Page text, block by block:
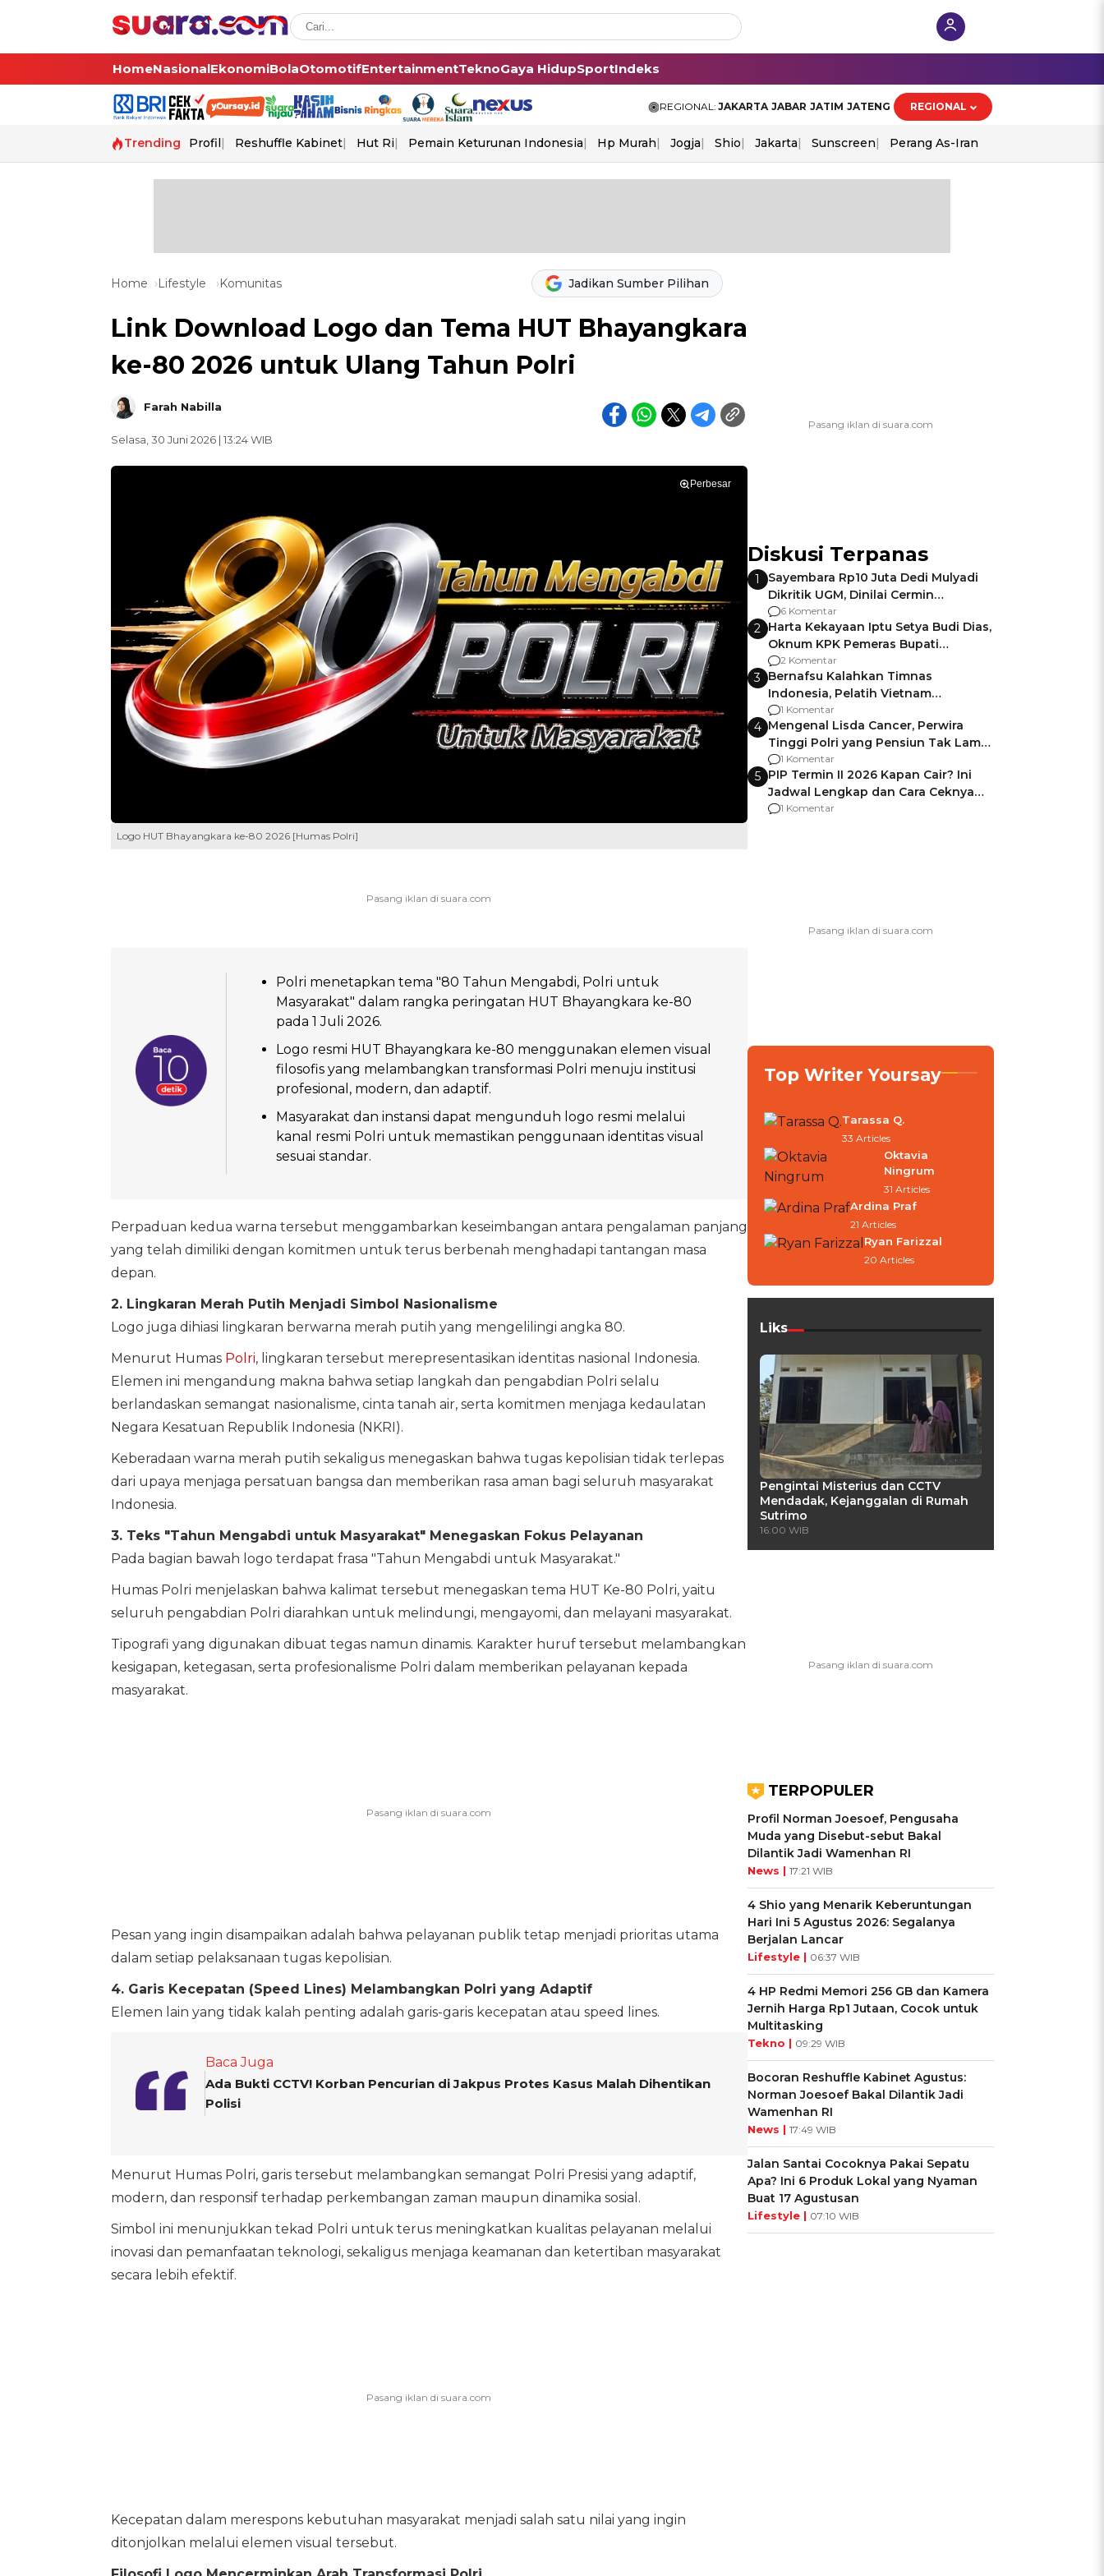
HomeNasionalEkonomiBolaOtomotifEntertainmentTeknoGaya HidupSportIndeks
REGIONAL: JAKARTA JABAR JATIM JATENG REGIONAL
Trending Profil Reshuffle Kabinet Hut Ri Pemain Keturunan Indonesia Hp Murah Jogja Shio Jakarta Sunscreen Perang As-Iran
Home Lifestyle Komunitas Jadikan Sumber Pilihan
Link Download Logo dan Tema HUT Bhayangkara
ke-80 2026 untuk Ulang Tahun Polri
Farah Nabilla
Selasa, 30 Juni 2026 | 13:24 WIB
Perbesar
Logo HUT Bhayangkara ke-80 2026 [Humas Polri]
Polri menetapkan tema "80 Tahun Mengabdi, Polri untuk
Masyarakat" dalam rangka peringatan HUT Bhayangkara ke-80
pada 1 Juli 2026.
Logo resmi HUT Bhayangkara ke-80 menggunakan elemen visual
filosofis yang melambangkan transformasi Polri menuju institusi
profesional, modern, dan adaptif.
Masyarakat dan instansi dapat mengunduh logo resmi melalui
kanal resmi Polri untuk memastikan penggunaan identitas visual
sesuai standar.
Perpaduan kedua warna tersebut menggambarkan keseimbangan antara pengalaman panjang
yang telah dimiliki dengan komitmen untuk terus berbenah menghadapi tantangan masa
depan.
2. Lingkaran Merah Putih Menjadi Simbol Nasionalisme
Logo juga dihiasi lingkaran berwarna merah putih yang mengelilingi angka 80.
Menurut Humas Polri, lingkaran tersebut merepresentasikan identitas nasional Indonesia.
Elemen ini mengandung makna bahwa setiap langkah dan pengabdian Polri selalu
berlandaskan semangat nasionalisme, cinta tanah air, serta komitmen menjaga kedaulatan
Negara Kesatuan Republik Indonesia (NKRI).
Keberadaan warna merah putih sekaligus menegaskan bahwa tugas kepolisian tidak terlepas
dari upaya menjaga persatuan bangsa dan memberikan rasa aman bagi seluruh masyarakat
Indonesia.
3. Teks "Tahun Mengabdi untuk Masyarakat" Menegaskan Fokus Pelayanan
Pada bagian bawah logo terdapat frasa "Tahun Mengabdi untuk Masyarakat."
Humas Polri menjelaskan bahwa kalimat tersebut menegaskan tema HUT Ke-80 Polri, yaitu
seluruh pengabdian Polri diarahkan untuk melindungi, mengayomi, dan melayani masyarakat.
Tipografi yang digunakan dibuat tegas namun dinamis. Karakter huruf tersebut melambangkan
kesigapan, ketegasan, serta profesionalisme Polri dalam memberikan pelayanan kepada
masyarakat.
Pesan yang ingin disampaikan adalah bahwa pelayanan publik tetap menjadi prioritas utama
dalam setiap pelaksanaan tugas kepolisian.
4. Garis Kecepatan (Speed Lines) Melambangkan Polri yang Adaptif
Elemen lain yang tidak kalah penting adalah garis-garis kecepatan atau speed lines.
Baca Juga
Ada Bukti CCTV! Korban Pencurian di Jakpus Protes Kasus Malah Dihentikan
Polisi
Menurut Humas Polri, garis tersebut melambangkan semangat Polri Presisi yang adaptif,
modern, dan responsif terhadap perkembangan zaman maupun dinamika sosial.
Simbol ini menunjukkan tekad Polri untuk terus meningkatkan kualitas pelayanan melalui
inovasi dan pemanfaatan teknologi, sekaligus menjaga keamanan dan ketertiban masyarakat
secara lebih efektif.
Kecepatan dalam merespons kebutuhan masyarakat menjadi salah satu nilai yang ingin
ditonjolkan melalui elemen visual tersebut.
Diskusi Terpanas
1
Sayembara Rp10 Juta Dedi Mulyadi
Dikritik UGM, Dinilai Cermin
Gagalnya Negara Jamin Keamanan
6 Komentar
2 Harta Kekayaan Iptu Setya Budi Dias,
Oknum KPK Pemeras Bupati
Pemalang
2 Komentar
3 Bernafsu Kalahkan Timnas
Indonesia, Pelatih Vietnam
Berencana Pakai Jimat di Pakansari
1 Komentar
4 Mengenal Lisda Cancer, Perwira
Tinggi Polri yang Pensiun Tak Lama
Usai Jadi Brigjen
1 Komentar
5 PIP Termin II 2026 Kapan Cair? Ini
Jadwal Lengkap dan Cara Ceknya
agar Dana Tidak Hangus!
1 Komentar
Top Writer Yoursay
Tarassa Q.
33 Articles
Oktavia
Ningrum
31 Articles
Ardina Praf
21 Articles
Ryan Farizzal
20 Articles
Liks
Pengintai Misterius dan CCTV
Mendadak, Kejanggalan di Rumah
Sutrimo
16:00 WIB
TERPOPULER
Profil Norman Joesoef, Pengusaha
Muda yang Disebut-sebut Bakal
Dilantik Jadi Wamenhan RI
News | 17:21 WIB
4 Shio yang Menarik Keberuntungan
Hari Ini 5 Agustus 2026: Segalanya
Berjalan Lancar
Lifestyle | 06:37 WIB
4 HP Redmi Memori 256 GB dan Kamera
Jernih Harga Rp1 Jutaan, Cocok untuk
Multitasking
Tekno | 09:29 WIB
Bocoran Reshuffle Kabinet Agustus:
Norman Joesoef Bakal Dilantik Jadi
Wamenhan RI
News | 17:49 WIB
Jalan Santai Cocoknya Pakai Sepatu
Apa? Ini 6 Produk Lokal yang Nyaman
Buat 17 Agustusan
Lifestyle | 07:10 WIB